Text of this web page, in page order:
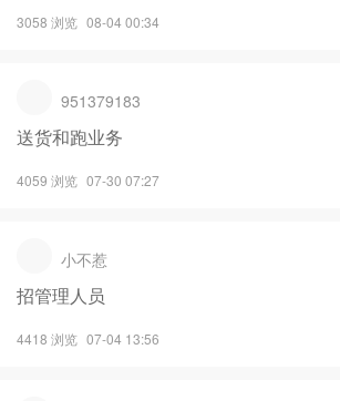
3058 浏览 08-04 00:34
951379183
送货和跑业务
4059 浏览 07-30 07:27
小不惹
招管理人员
4418 浏览 07-04 13:56